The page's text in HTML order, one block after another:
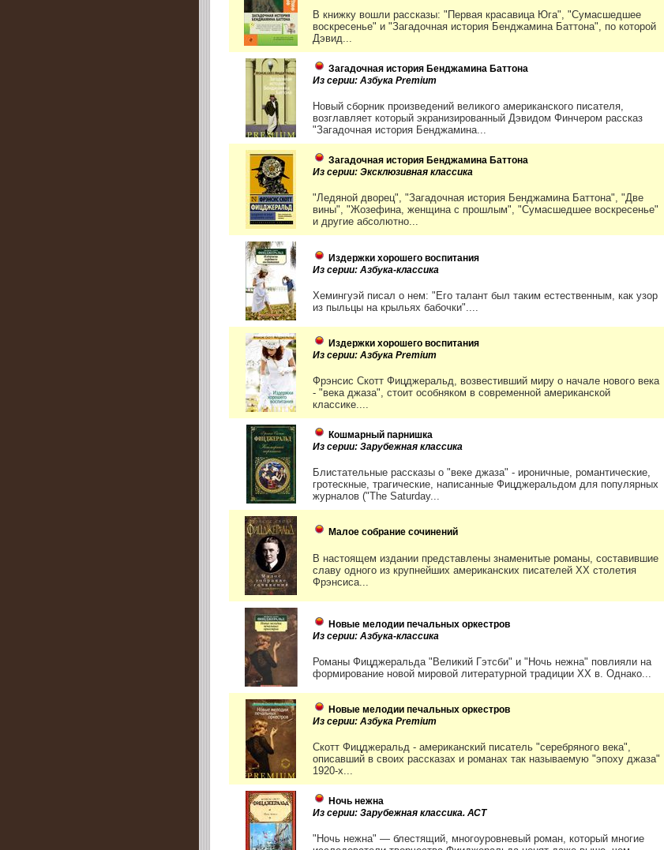
В книжку вошли рассказы: "Первая красавица Юга", "Сумасшедшее
воскресенье" и "Загадочная история Бенджамина Баттона", по которой
Дэвид...
Загадочная история Бенджамина Баттона
Из серии: Азбука Premium
Новый сборник произведений великого американского писателя,
возглавляет который экранизированный Дэвидом Финчером рассказ
"Загадочная история Бенджамина...
Загадочная история Бенджамина Баттона
Из серии: Эксклюзивная классика
"Ледяной дворец", "Загадочная история Бенджамина Баттона", "Две
вины", "Жозефина, женщина с прошлым", "Сумасшедшее воскресенье"
и другие абсолютно...
Издержки хорошего воспитания
Из серии: Азбука-классика
Хемингуэй писал о нем: "Его талант был таким естественным, как узор
из пыльцы на крыльях бабочки"....
Издержки хорошего воспитания
Из серии: Азбука Premium
Фрэнсис Скотт Фицджеральд, возвестивший миру о начале нового века
- "века джаза", стоит особняком в современной американской
классике....
Кошмарный парнишка
Из серии: Зарубежная классика
Блистательные рассказы о "веке джаза" - ироничные, романтические,
гротескные, трагические, написанные Фицджеральдом для популярных
журналов ("The Saturday...
Малое собрание сочинений
В настоящем издании представлены знаменитые романы, составившие
славу одного из крупнейших американских писателей ХХ столетия
Фрэнсиса...
Новые мелодии печальных оркестров
Из серии: Азбука-классика
Романы Фицджеральда "Великий Гэтсби" и "Ночь нежна" повлияли на
формирование новой мировой литературной традиции ХХ в. Однако...
Новые мелодии печальных оркестров
Из серии: Азбука Premium
Скотт Фицджеральд - американский писатель "серебряного века",
описавший в своих рассказах и романах так называемую "эпоху джаза"
1920-х...
Ночь нежна
Из серии: Зарубежная классика. АСТ
"Ночь нежна" — блестящий, многоуровневый роман, который многие